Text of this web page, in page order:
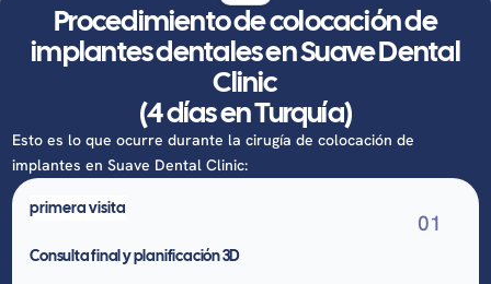
Procedimiento de colocación de
implantes dentales en Suave Dental
Clinic
(4 días en Turquía)
Esto es lo que ocurre durante la cirugía de colocación de
implantes en Suave Dental Clinic:
primera visita
01
Consulta final y planificación 3D